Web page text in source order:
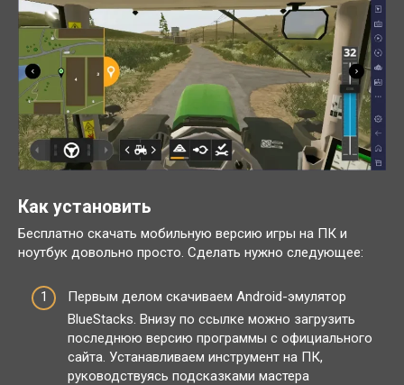
Как установить
Бесплатно скачать мобильную версию игры на ПК и
ноутбук довольно просто. Сделать нужно следующее:
Первым делом скачиваем Android-эмулятор
BlueStacks. Внизу по ссылке можно загрузить
последнюю версию программы с официального
сайта. Устанавливаем инструмент на ПК,
руководствуясь подсказками мастера